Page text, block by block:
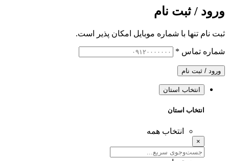
ورود / ثبت نام
ثبت نام تنها با شماره موبایل امکان پذیر است.
شماره تماس *
ورود / ثبت نام
انتخاب استان
انتخاب استان
انتخاب همه
×